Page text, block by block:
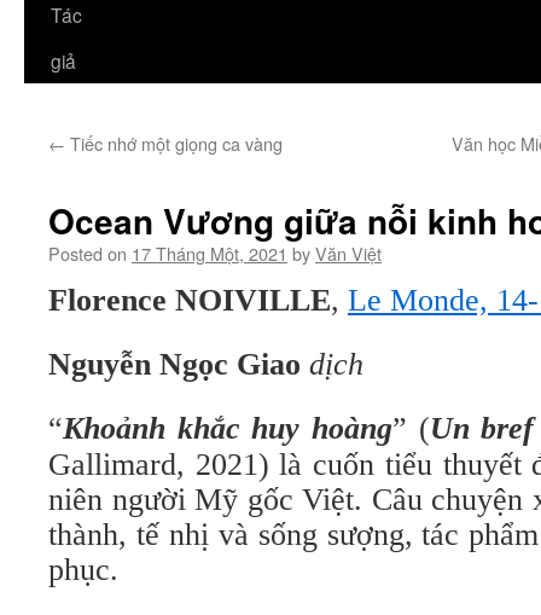
Tác
giả
← Tiếc nhớ một giọng ca vàng Văn học
Ocean Vương giữa nỗi kinh
Posted on 17 Tháng Một, 2021 byVăn Việt
Florence NOIVILLE, Le Monde,
Nguyễn Ngọc Giao dịch
“Khoảnh khắc huy hoàng” (Un bref
Gallimard, 2021) là cuốn tiểu thuyết
niên người Mỹ gốc Việt. Câu chuyện
thành, tế nhị và sống sượng, tác
phục.